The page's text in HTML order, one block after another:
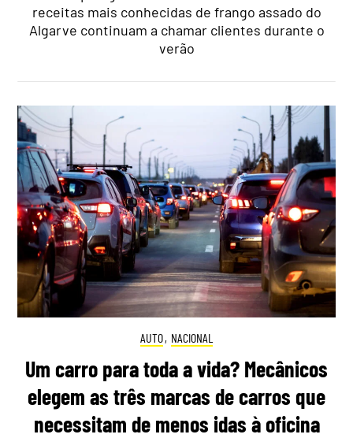
receitas mais conhecidas de frango assado do
Algarve continuam a chamar clientes durante o
verão
AUTO, NACIONAL
Um carro para toda a vida? Mecânicos
elegem as três marcas de carros que
necessitam de menos idas à oficina